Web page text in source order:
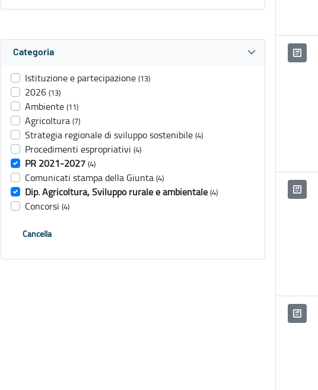
Categoria
Istituzione e partecipazione (13)
2026 (13)
Ambiente (11)
Agricoltura (7)
Strategia regionale di sviluppo sostenibile (4)
Procedimenti espropriativi (4)
PR 2021-2027 (4)
Comunicati stampa della Giunta (4)
Dip. Agricoltura, Sviluppo rurale e ambientale (4)
Concorsi (4)
Cancella